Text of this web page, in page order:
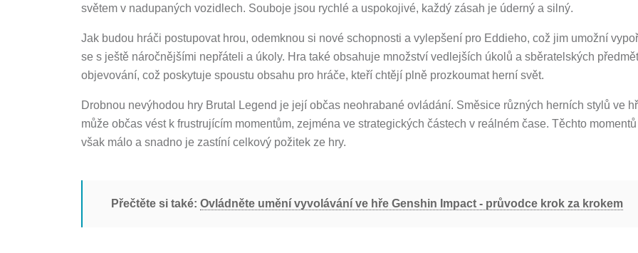
světem v nadupaných vozidlech. Souboje jsou rychlé a uspokojivé, každý zásah je úderný a silný.
Jak budou hráči postupovat hrou, odemknou si nové schopnosti a vylepšení pro Eddieho, což jim umožní
se s ještě náročnějšími nepřáteli a úkoly. Hra také obsahuje množství vedlejších úkolů a sběratelských
objevování, což poskytuje spoustu obsahu pro hráče, kteří chtějí plně prozkoumat herní svět.
Drobnou nevýhodou hry Brutal Legend je její občas neohrabané ovládání. Směsice různých herních stylů ve
může občas vést k frustrujícím momentům, zejména ve strategických částech v reálném čase. Těchto
však málo a snadno je zastíní celkový požitek ze hry.
Přečtěte si také: Ovládněte umění vyvolávání ve hře Genshin Impact - průvodce krok za krokem